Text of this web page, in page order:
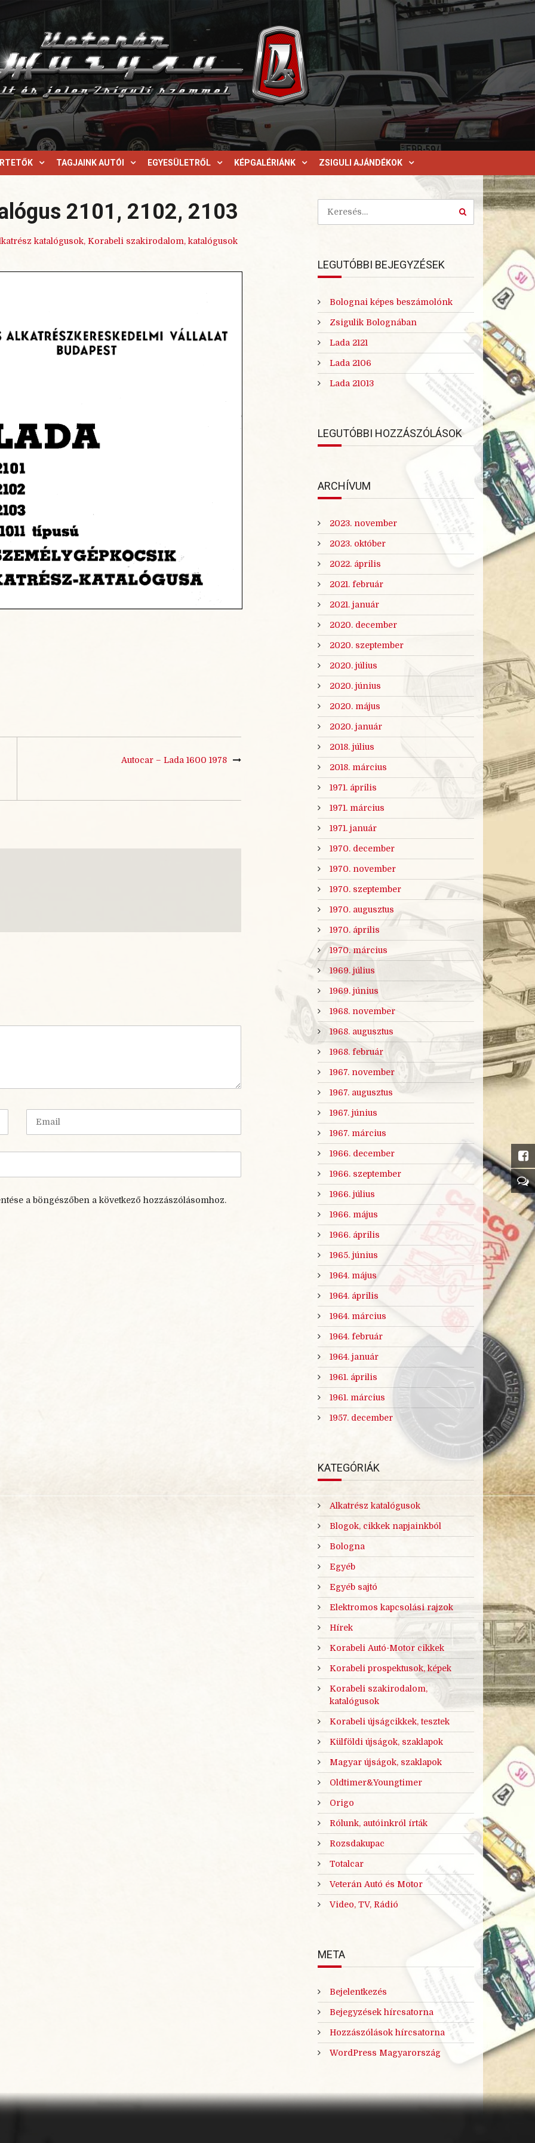
TAGJAINK AUTÓI EGYESÜLETRŐL KÉPGALÉRIÁNK ZSIGULI AJÁNDÉKOK
2101, 2102, 2103
katalógusok, Korabeli szakirodalom, katalógusok
Autocar – Lada 1600 1978
i
a böngészőben a következő hozzászólásomhoz.
LEGUTÓBBI BEJEGYZÉSEK
Bolognai képes beszámolónk
Zsigulik Bolognában
Lada 2121
Lada 2106
Lada 21013
LEGUTÓBBI HOZZÁSZÓLÁSOK
ARCHÍVUM
2023. november
2023. október
2022. április
2021. február
2021. január
2020. december
2020. szeptember
2020. július
2020. június
2020. május
2020. január
2018. július
2018. március
1971. április
1971. március
1971. január
1970. december
1970. november
1970. szeptember
1970. augusztus
1970. április
1970. március
1969. július
1969. június
1968. november
1968. augusztus
1968. február
1967. november
1967. augusztus
1967. június
1967. március
1966. december
1966. szeptember
1966. július
1966. május
1966. április
1965. június
1964. május
1964. április
1964. március
1964. február
1964. január
1961. április
1961. március
1957. december
KATEGÓRIÁK
Alkatrész katalógusok
Blogok, cikkek napjainkból
Bologna
Egyéb
Egyéb sajtó
Elektromos kapcsolási rajzok
Hírek
Korabeli Autó-Motor cikkek
Korabeli prospektusok, képek
Korabeli szakirodalom,
katalógusok
Korabeli újságcikkek, tesztek
Külföldi újságok, szaklapok
Magyar újságok, szaklapok
Oldtimer&Youngtimer
Origo
Rólunk, autóinkról írták
Rozsdakupac
Totalcar
Veterán Autó és Motor
Video, TV, Rádió
META
Bejelentkezés
Bejegyzések hírcsatorna
Hozzászólások hírcsatorna
WordPress Magyarország